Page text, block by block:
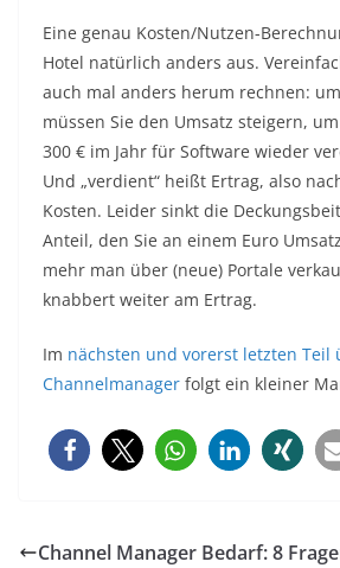
Eine genau Kosten/Nutzen-
Hotel natürlich anders aus.
auch mal anders herum rechnen:
müssen Sie den Umsatz steigern,
300 € im Jahr für Software wieder
Und „verdient“ heißt Ertrag, also
Kosten. Leider sinkt die
Anteil, den Sie an einem Euro
mehr man über (neue) Portale
knabbert weiter am Ertrag.
Im nächsten und vorerst letzten Teil
Channelmanager folgt ein kleiner
Channel Manager Bedarf: 8